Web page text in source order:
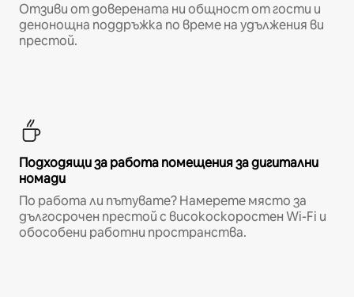
Отзиви от доверената ни общност от гости и
денонощна поддръжка по време на удължения ви
престой.
Подходящи за работа помещения за дигитални
номади
По работа ли пътувате? Намерете място за
дългосрочен престой с високоскоростен Wi-Fi и
обособени работни пространства.